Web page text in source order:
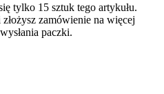
tylko 15 sztuk tego artykułu.
zamówienie na więcej
paczki.